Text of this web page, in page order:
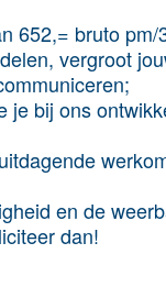
652,= bruto pm/
vergroot
je bij ons
en de
dan!